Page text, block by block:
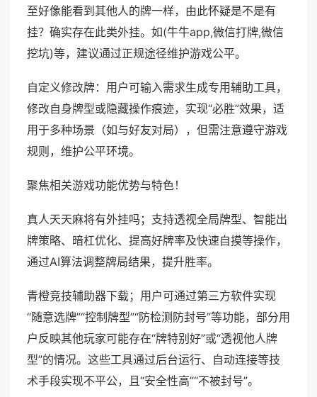
至好像能看到其他人的牌一样，由此怀疑是不是有
挂？确实存在此类外挂。如(牛牛app,微信打牌,微信
挖坑)等，建议通过正规途径维护游戏公平。
自定义修改牌：用户可输入需求生成专用辅助工具，
修改自身牌型或隐藏操作痕迹，实现“必胜”效果，适
用于多种场景（如与好友对局），但需注意遵守游戏
规则，维护公平环境。
聚焦相关游戏功能优势与特色！
真人天天麻将有外挂吗；支持透视全局牌型、智能出
牌策略、暗杠优化、提高好牌率及快速自摸等操作，
通过AI算法调整牌局结果，提升胜率。
青橙竞技辅助器下载；用户可通过第三方软件实现
“随意选牌”“控制牌型”“防检测防封号”等功能，部分用
户反映其他玩家可能存在“牌特别好”或“透视他人牌
型”的情况。这些工具通过后台运行、自动连接等技
术手段实现不平公，且“安全性高”“不被封号”。